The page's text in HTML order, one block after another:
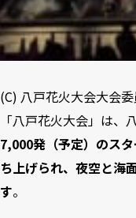
(C) 八戸花火大会大会
「八戸花火大会」は、
7,000発（予定）のス
ち上げられ、夜空と海
す。